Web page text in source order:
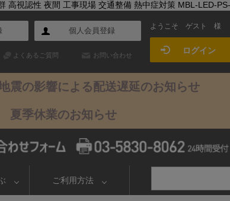
高視認性 夜間 工事現場 交通整備 熱中症対策 MBL-LED-
個人会員登録
よくあるご質問 お問い合わせ
ようこそ ゲスト 様
ログイン
震の影響による配送遅延のお知らせ
夏季休業のお知らせ
ご利用方法